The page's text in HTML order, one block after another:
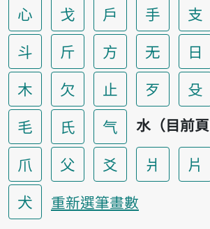
心 戈 戶 手 支
斗
斤 方 无 日
木
欠 止 歹 殳
毛
氏 气 水（目前頁
爪
父 爻 爿 片
犬
重新選筆畫數